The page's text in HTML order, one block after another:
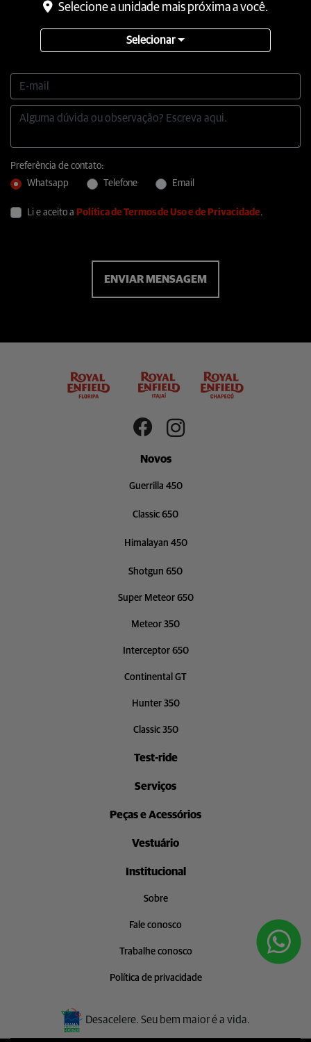
Preferência de contato:
Whatsapp
Telefone Email
Li e aceito a Política de Termos de Uso e de Privacidade.
ENVIAR MENSAGEM
Novos
Guerrilla 450
Classic 650
Himalayan 450
Shotgun 650
Super Meteor 650
Meteor 350
Interceptor 650
Continental GT
Hunter 350
Classic 350
Test-ride
Serviços
Peças e Acessórios
Vestuário
Institucional
Sobre
Fale conosco
Trabalhe conosco
Política de privacidade
Desacelere. Seu bem maior é a vida.
Selecione a unidade mais próxima a você.
Selecionar